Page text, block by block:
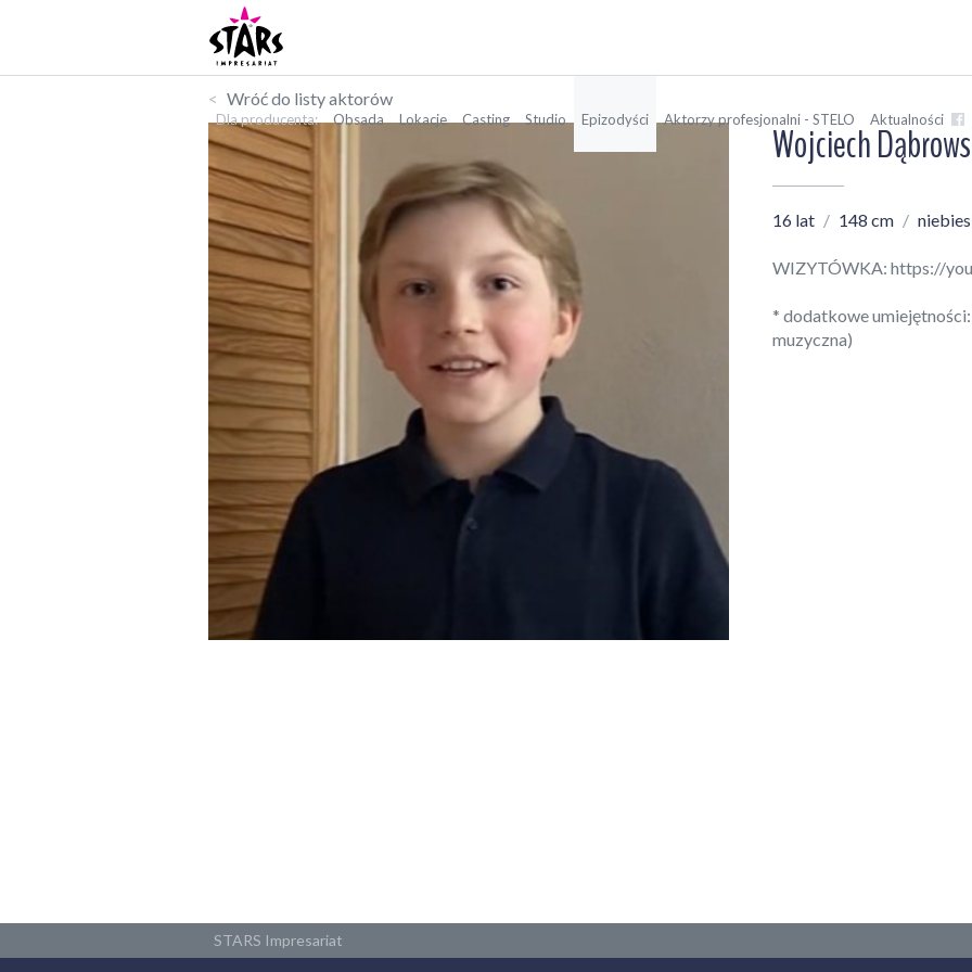
Dla producenta Obsada Lokacje Casting Studio Epizodyści Aktorzy profesjonalni - STELO Aktualności
Wróć do listy aktorów
Wojciech
16 lat 148 cm
WIZYTÓWKA: https://
* dodatkowe
muzyczna)
STARS Impresariat